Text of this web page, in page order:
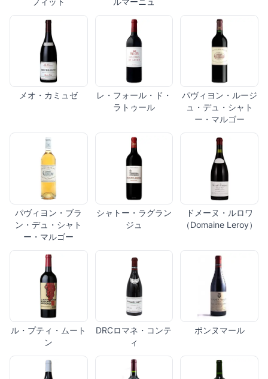
メオ・カミュゼ
レ・フォール・ド・
ラトゥール
パヴィヨン・ルージ
ュ・デュ・シャト
ー・マルゴー
パヴィヨン・ブラ
ン・デュ・シャト
ー・マルゴー
シャトー・ラグラン
ジュ
ドメーヌ・ルロワ
（Domaine Leroy）
ル・プティ・ムート
ン
DRCロマネ・コンテ
ィ
ボンヌマール